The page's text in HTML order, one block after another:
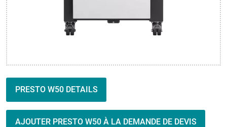
PRESTO W50 DETAILS
AJOUTER PRESTO W50 À LA DEMANDE DE DEVIS